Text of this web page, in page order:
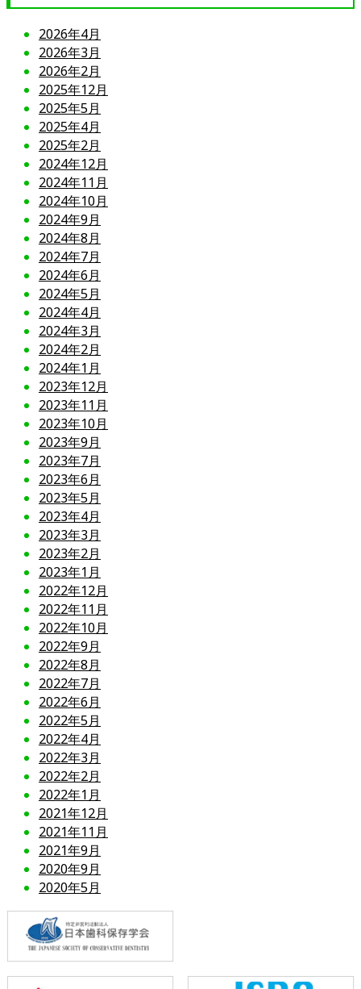
2026年4月
2026年3月
2026年2月
2025年12月
2025年5月
2025年4月
2025年2月
2024年12月
2024年11月
2024年10月
2024年9月
2024年8月
2024年7月
2024年6月
2024年5月
2024年4月
2024年3月
2024年2月
2024年1月
2023年12月
2023年11月
2023年10月
2023年9月
2023年7月
2023年6月
2023年5月
2023年4月
2023年3月
2023年2月
2023年1月
2022年12月
2022年11月
2022年10月
2022年9月
2022年8月
2022年7月
2022年6月
2022年5月
2022年4月
2022年3月
2022年2月
2022年1月
2021年12月
2021年11月
2021年9月
2020年9月
2020年5月